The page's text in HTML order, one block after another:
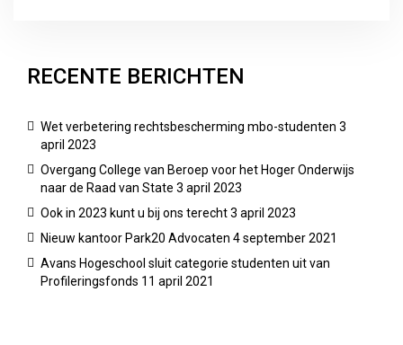
RECENTE BERICHTEN
Wet verbetering rechtsbescherming mbo-studenten 3
april 2023
Overgang College van Beroep voor het Hoger Onderwijs
naar de Raad van State 3 april 2023
Ook in 2023 kunt u bij ons terecht3 april 2023
Nieuw kantoor Park20 Advocaten 4 september 2021
Avans Hogeschool sluit categorie studenten uit van
Profileringsfonds 11 april 2021